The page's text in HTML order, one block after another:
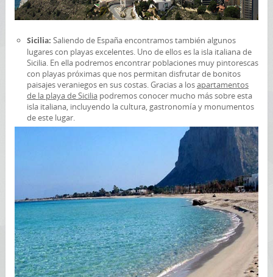
Sicilia: Saliendo de España encontramos también algunos
lugares con playas excelentes. Uno de ellos es la isla italiana de
Sicilia. En ella podremos encontrar poblaciones muy pintorescas
con playas próximas que nos permitan disfrutar de bonitos
paisajes veraniegos en sus costas. Gracias a losapartamentos
de la playa de Siciliapodremos conocer mucho más sobre esta
isla italiana, incluyendo la cultura, gastronomía y monumentos
de este lugar.